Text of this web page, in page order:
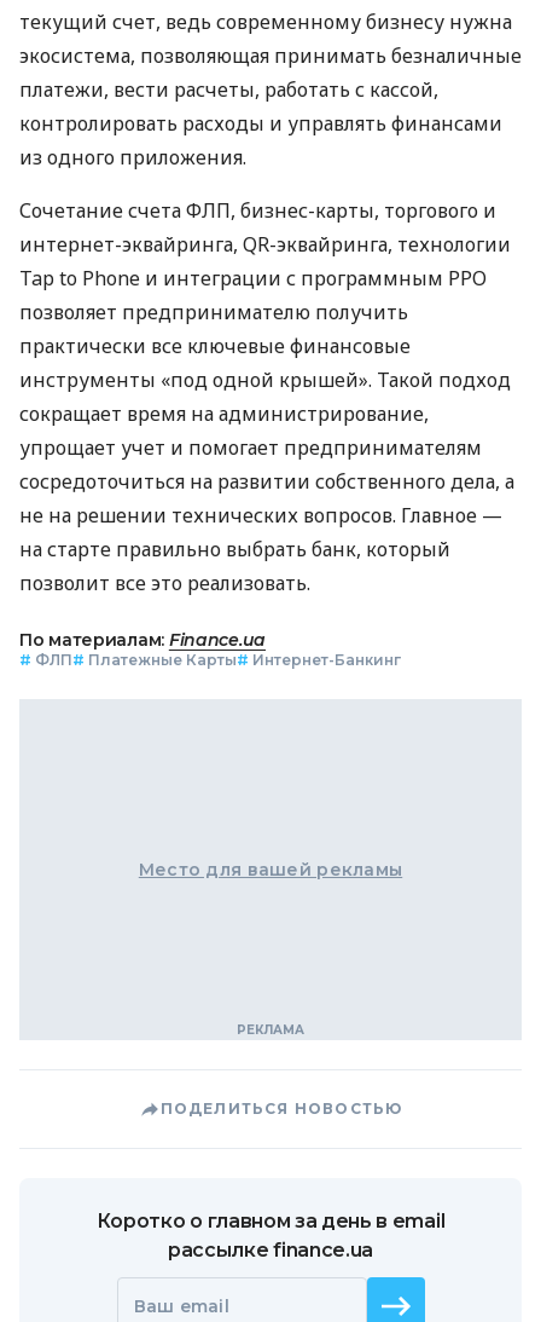
текущий счет, ведь современному бизнесу нужна
экосистема, позволяющая принимать безналичные
платежи, вести расчеты, работать с кассой,
контролировать расходы и управлять финансами
из одного приложения.
Сочетание счета ФЛП, бизнес-карты, торгового и
интернет-эквайринга, QR-эквайринга, технологии
Tap to Phone и интеграции с программным РРО
позволяет предпринимателю получить
практически все ключевые финансовые
инструменты «под одной крышей». Такой подход
сокращает время на администрирование,
упрощает учет и помогает предпринимателям
сосредоточиться на развитии собственного дела, а
не на решении технических вопросов. Главное —
на старте правильно выбрать банк, который
позволит все это реализовать.
По материалам: Finance.ua
# ФЛП# Платежные Карты# Интернет-Банкинг
Место для вашей рекламы
ПОДЕЛИТЬСЯ НОВОСТЬЮ
Коротко о главном за день в email
рассылке finance.ua
Ваш email